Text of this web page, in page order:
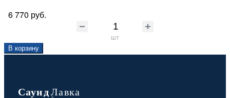
6 770 руб.
шт
В корзину